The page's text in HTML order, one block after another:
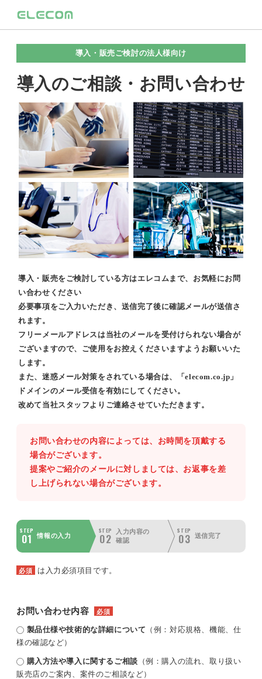
導入・販売ご検討の法人様向け
導入のご相談・お問い合わせ
導入・販売をご検討している方はエレコムまで、お気軽にお問
い合わせください
必要事項をご入力いただき、送信完了後に確認メールが送信さ
れます。
フリーメールアドレスは当社のメールを受付けられない場合が
ございますので、ご使用をお控えくださいますようお願いいた
します。
また、迷惑メール対策をされている場合は、「elecom.co.jp」
ドメインのメール受信を有効にしてください。
改めて当社スタッフよりご連絡させていただきます。
お問い合わせの内容によっては、お時間を頂戴する
場合がございます。
提案やご紹介のメールに対しましては、お返事を差
し上げられない場合がございます。
STEP
01 情報の入力
STEP
02
入力内容の
確認
STEP
03 送信完了
必須 は入力必須項目です。
お問い合わせ内容 必須
製品仕様や技術的な詳細について （例：対応規格、機能、仕
様の確認など）
購入方法や導入に関するご相談 （例：購入の流れ、取り扱い
販売店のご案内、案件のご相談など）